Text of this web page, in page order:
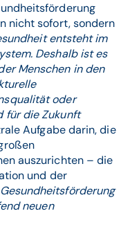
nicht sofort, sondern
entsteht im
Deshalb ist es
Menschen in den
oder
für die Zukunft
Aufgabe darin, die
auszurichten – die
und der
neuen